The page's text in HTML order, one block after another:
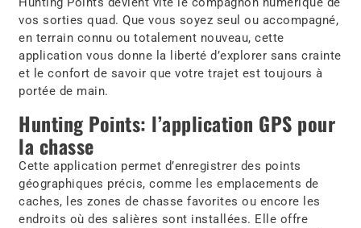
vos sorties quad. Que vous soyez seul ou accompagné,
en terrain connu ou totalement nouveau, cette
application vous donne la liberté d’explorer sans crainte
et le confort de savoir que votre trajet est toujours à
portée de main.
Hunting Points: l’application GPS pour
la chasse
Cette application permet d’enregistrer des points
géographiques précis, comme les emplacements de
caches, les zones de chasse favorites ou encore les
endroits où des salières sont installées. Elle offre